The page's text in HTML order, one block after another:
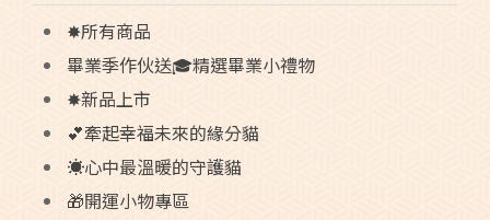
✸所有商品
畢業季作伙送🎓精選畢業小禮物
✸新品上市
💕牽起幸福未來的緣分貓
☀️心中最溫暖的守護貓
🎁開運小物專區